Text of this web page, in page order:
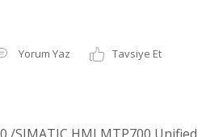
Yorum Yaz
Tavsiye Et